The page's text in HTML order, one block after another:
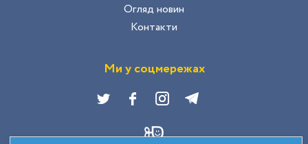
Огляд новин
Контакти
Ми у соцмережах